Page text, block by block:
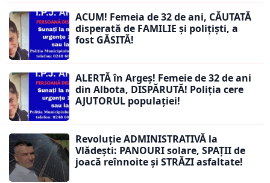
ACUM! Femeia de 32 de ani, CĂUTATĂ
disperată de FAMILIE și polițiști, a
fost GĂSITĂ!
ALERTĂ în Argeș! Femeie de 32 de ani
din Albota, DISPĂRUTĂ! Poliția cere
AJUTORUL populației!
Revoluție ADMINISTRATIVĂ la
Vlădești: PANOURI solare, SPAȚII de
joacă reînnoite și STRĂZI asfaltate!